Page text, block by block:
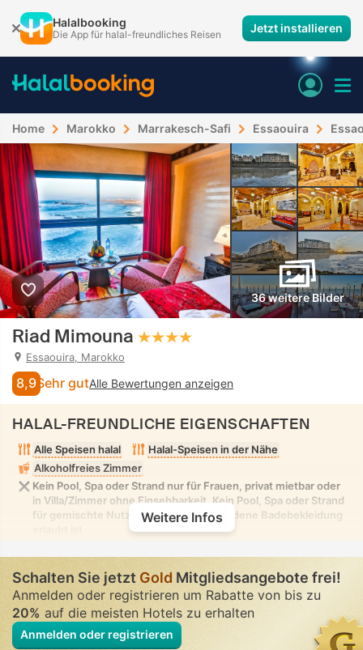
Halalbooking
Die App für halal-freundliches Reisen Jetzt installieren
Home Marokko Marrakesch-Safi Essaouira
36 weitere Bilder
Riad Mimouna
Essaouira, Marokko
8,9 Sehr gutAlle Bewertungen anzeigen
HALAL-FREUNDLICHE EIGENSCHAFTEN
Alle Speisen halal
Halal-Speisen in der Nähe
Alkoholfreies Zimmer
Kein Pool, Spa oder Strand nur für Frauen, privat mietbar oder
in Villa/Zimmer ohne Einsehbarkeit. Kein Pool, Spa oder Strand
für gemischte Nutzung, in dem bescheidene Badebekleidung
Weitere Infos
Schalten Sie jetztGold Mitgliedsangebote frei!
Anmelden oder registrieren um Rabatte von bis zu
20%auf die meisten Hotels zu erhalten
Anmelden oder registrieren